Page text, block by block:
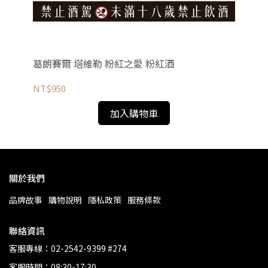
葛朗賽爾 塔維勒 粉紅之愛 粉紅酒
NT$950
加入購物車
關於我們
品牌故事 購物說明 隱私政策 服務條款
聯絡資訊
客服專線：02-2542-9399 #274